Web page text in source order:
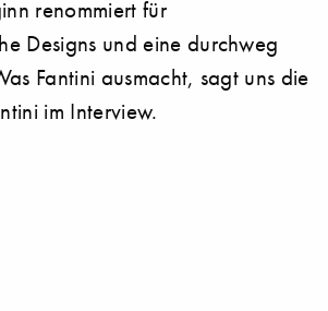
renommiert für
Designs und eine durchweg
Fantini ausmacht, sagt uns die
im Interview.